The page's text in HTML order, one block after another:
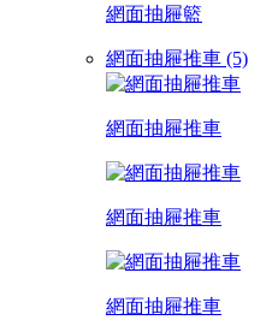
網面抽屜籃
網面抽屜推車 (5)
網面抽屜推車
網面抽屜推車
網面抽屜推車